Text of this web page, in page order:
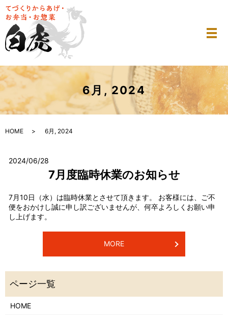
メ
6月, 2024
HOME 6月, 2024
2024/06/28
7月度臨時休業のお知らせ
7月10日（水）は臨時休業とさせて頂きます。 お客様には、ご不
便をおかけし誠に申し訳ございませんが、何卒よろしくお願い申
し上げます。
MORE
HOME